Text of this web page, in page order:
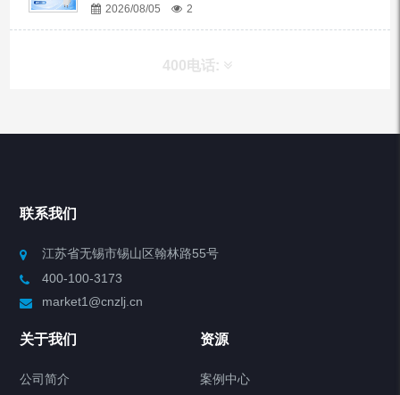
2026/08/05 2
400电话:
产品分类
制冷加热动态控温系统
Chiller气体控温系统
联系我们
江苏省无锡市锡山区翰林路55号
400-100-3173
market1@cnzlj.cn
关于我们
公司简介
资源
案例中心